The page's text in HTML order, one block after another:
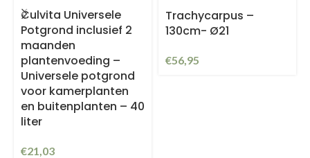
Culvita Universele
Potgrond inclusief 2
maanden
plantenvoeding –
Universele potgrond
voor kamerplanten
en buitenplanten – 40
liter
€21,03
Trachycarpus –
130cm- Ø21
€56,95